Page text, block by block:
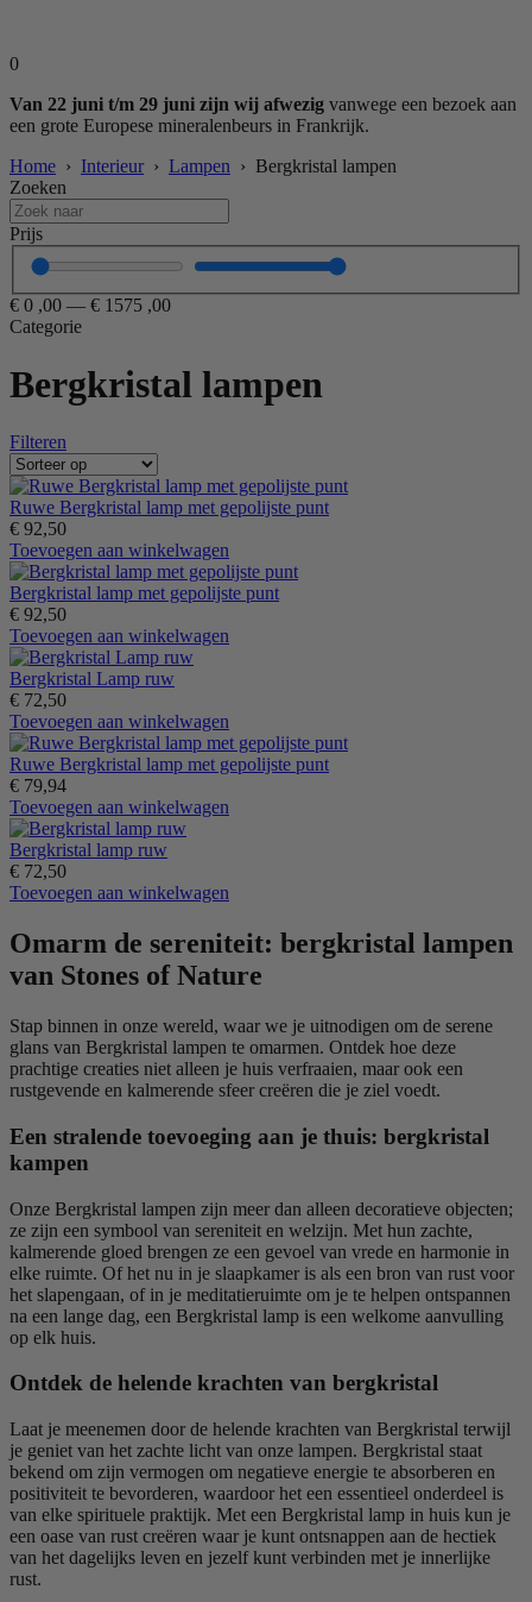
0
Van 22 juni t/m 29 juni zijn wij afwezig vanwege een bezoek aan
een grote Europese mineralenbeurs in Frankrijk.
Home › Interieur › Lampen › Bergkristal lampen
Zoeken
Prijs
€ 0 ,00 — € 1575 ,00
Categorie
Bergkristal lampen
Filteren
Ruwe Bergkristal lamp met gepolijste punt
€ 92,50
Toevoegen aan winkelwagen
Bergkristal lamp met gepolijste punt
€ 92,50
Toevoegen aan winkelwagen
Bergkristal Lamp ruw
€ 72,50
Toevoegen aan winkelwagen
Ruwe Bergkristal lamp met gepolijste punt
€ 79,94
Toevoegen aan winkelwagen
Bergkristal lamp ruw
€ 72,50
Toevoegen aan winkelwagen
Omarm de sereniteit: bergkristal lampen
van Stones of Nature
Stap binnen in onze wereld, waar we je uitnodigen om de serene
glans van Bergkristal lampen te omarmen. Ontdek hoe deze
prachtige creaties niet alleen je huis verfraaien, maar ook een
rustgevende en kalmerende sfeer creëren die je ziel voedt.
Een stralende toevoeging aan je thuis: bergkristal
kampen
Onze Bergkristal lampen zijn meer dan alleen decoratieve objecten;
ze zijn een symbool van sereniteit en welzijn. Met hun zachte,
kalmerende gloed brengen ze een gevoel van vrede en harmonie in
elke ruimte. Of het nu in je slaapkamer is als een bron van rust voor
het slapengaan, of in je meditatieruimte om je te helpen ontspannen
na een lange dag, een Bergkristal lamp is een welkome aanvulling
op elk huis.
Ontdek de helende krachten van bergkristal
Laat je meenemen door de helende krachten van Bergkristal terwijl
je geniet van het zachte licht van onze lampen. Bergkristal staat
bekend om zijn vermogen om negatieve energie te absorberen en
positiviteit te bevorderen, waardoor het een essentieel onderdeel is
van elke spirituele praktijk. Met een Bergkristal lamp in huis kun je
een oase van rust creëren waar je kunt ontsnappen aan de hectiek
van het dagelijks leven en jezelf kunt verbinden met je innerlijke
rust.